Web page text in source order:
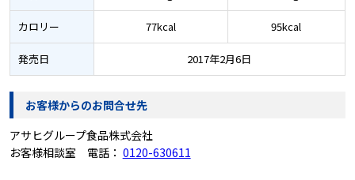
カロリー 77kcal 95kcal
発売日 2017年2月6日
お客様からのお問合せ先
アサヒグループ食品株式会社
お客様相談室 電話： 0120-630611